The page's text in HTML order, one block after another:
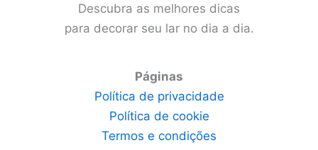
Descubra as melhores dicas
para decorar seu lar no dia a dia.
Páginas
Política de privacidade
Política de cookie
Termos e condições